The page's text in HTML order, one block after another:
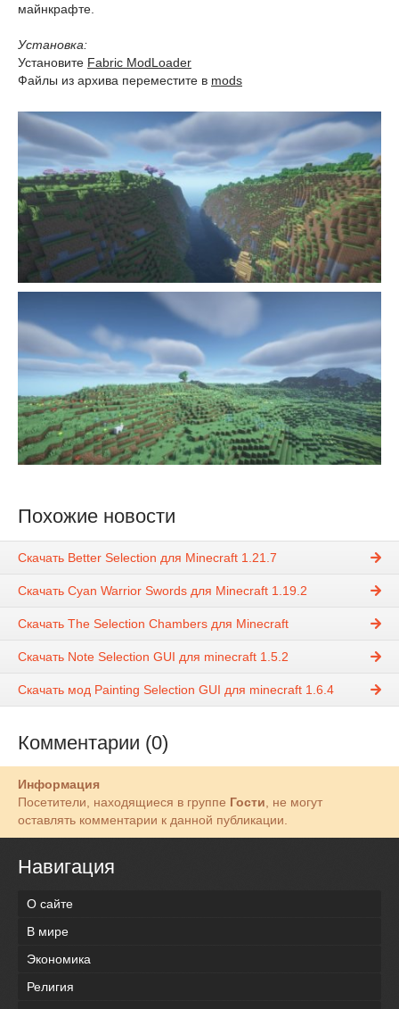
майнкрафте.
Установка:
Установите Fabric ModLoader
Файлы из архива переместите в mods
Похожие новости
Скачать Better Selection для Minecraft 1.21.7
Скачать Cyan Warrior Swords для Minecraft 1.19.2
Скачать The Selection Chambers для Minecraft
Скачать Note Selection GUI для minecraft 1.5.2
Скачать мод Painting Selection GUI для minecraft 1.6.4
Комментарии (0)
Информация
Посетители, находящиеся в группе Гости , не могут
оставлять комментарии к данной публикации.
Навигация
О сайте
В мире
Экономика
Религия